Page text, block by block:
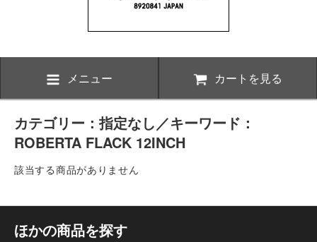
メニュー カートを見る
カテゴリー：指定なし／キーワード：
ROBERTA FLACK 12INCH
該当する商品がありません
ほかの商品を探す